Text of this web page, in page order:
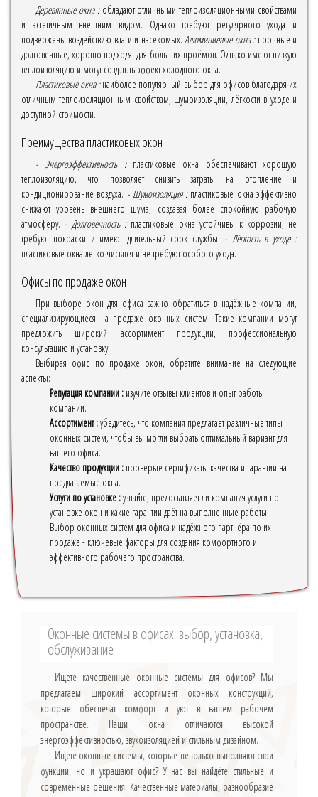
Деревянные окна :обладают отличными теплоизоляционными свойствами
и эстетичным внешним видом. Однако требуют регулярного ухода и
подвержены воздействию влаги и насекомых.Алюминиевые окна :прочные и
долговечные, хорошо подходят для больших проёмов. Однако имеют низкую
теплоизоляцию и могут создавать эффект холодного окна.
Пластиковые окна :наиболее популярный выбор для офисов благодаря их
отличным теплоизоляционным свойствам, шумоизоляции, лёгкости в уходе и
доступной стоимости.
Преимущества пластиковых окон
- Энергоэффективность :пластиковые окна обеспечивают хорошую
теплоизоляцию, что позволяет снизить затраты на отопление и
кондиционирование воздуха. - Шумоизоляция :пластиковые окна эффективно
снижают уровень внешнего шума, создавая более спокойную рабочую
атмосферу. - Долговечность :пластиковые окна устойчивы к коррозии, не
требуют покраски и имеют длительный срок службы. - Лёгкость в уходе :
пластиковые окна легко чистятся и не требуют особого ухода.
Офисы по продаже окон
При выборе окон для офиса важно обратиться в надёжные компании,
специализирующиеся на продаже оконных систем. Такие компании могут
предложить широкий ассортимент продукции, профессиональную
консультацию и установку.
Выбирая офис по продаже окон, обратите внимание на следующие
аспекты:
Репутация компании : изучите отзывы клиентов и опыт работы
компании.
Ассортимент :убедитесь, что компания предлагает различные типы
оконных систем, чтобы вы могли выбрать оптимальный вариант для
вашего офиса.
Качество продукции : проверьте сертификаты качества и гарантии на
предлагаемые окна.
Услуги по установке :узнайте, предоставляет ли компания услуги по
установке окон и какие гарантии даёт на выполненные работы.
Выбор оконных систем для офиса и надёжного партнёра по их
продаже - ключевые факторы для создания комфортного и
эффективного рабочего пространства.
Оконные системы в офисах: выбор, установка,
обслуживание
Ищете качественные оконные системы для офисов? Мы
предлагаем широкий ассортимент оконных конструкций,
которые обеспечат комфорт и уют в вашем рабочем
пространстве. Наши окна отличаются высокой
энергоэффективностью, звукоизоляцией и стильным дизайном.
Ищете оконные системы, которые не только выполняют свои
функции, но и украшают офис? У нас вы найдёте стильные и
современные решения. Качественные материалы, разнообразие